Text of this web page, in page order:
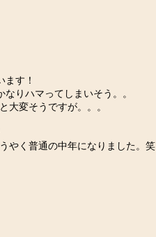
す！
りハマってしまいそう。。
大変そうですが。。。
やく普通の中年になりました。笑